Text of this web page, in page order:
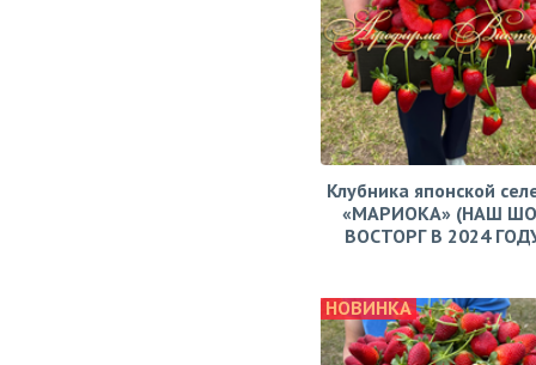
Клубника японской
«МАРИОКА» (НАШ
ВОСТОРГ В 2024
НОВИНКА